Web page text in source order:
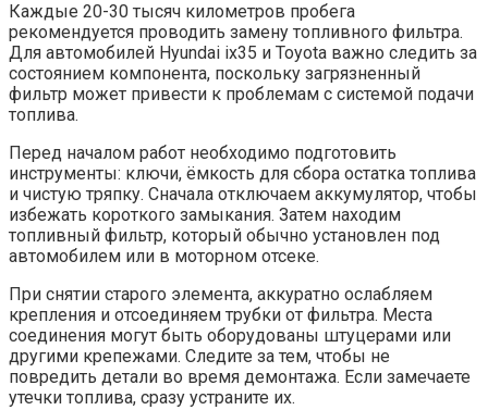
Каждые 20-30 тысяч километров пробега
рекомендуется проводить замену топливного фильтра.
Для автомобилей Hyundai ix35 и Toyota важно следить за
состоянием компонента, поскольку загрязненный
фильтр может привести к проблемам с системой подачи
топлива.
Перед началом работ необходимо подготовить
инструменты: ключи, ёмкость для сбора остатка топлива
и чистую тряпку. Сначала отключаем аккумулятор, чтобы
избежать короткого замыкания. Затем находим
топливный фильтр, который обычно установлен под
автомобилем или в моторном отсеке.
При снятии старого элемента, аккуратно ослабляем
крепления и отсоединяем трубки от фильтра. Места
соединения могут быть оборудованы штуцерами или
другими крепежами. Следите за тем, чтобы не
повредить детали во время демонтажа. Если замечаете
утечки топлива, сразу устраните их.